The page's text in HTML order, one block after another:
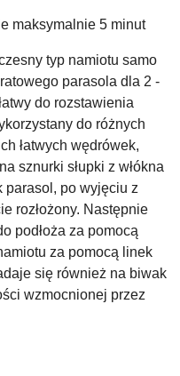
maksymalnie 5 minut
typ namiotu samo
parasola dla 2 -
do rozstawienia
do różnych
łatwych wędrówek,
sznurki słupki z włókna
parasol, po wyjęciu z
rozłożony. Następnie
podłoża za pomocą
za pomocą linek
się również na biwak
wzmocnionej przez